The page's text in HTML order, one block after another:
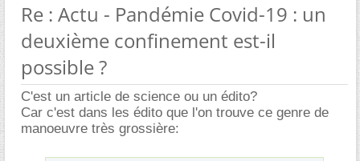
Re : Actu - Pandémie Covid-19 : un
deuxième confinement est-il
possible ?
C'est un article de science ou un édito?
Car c'est dans les édito que l'on trouve ce genre de
manoeuvre très grossière: